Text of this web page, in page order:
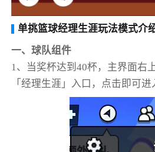
单挑篮球经理生涯玩法模式介
一、球队组件
1、当奖杯达到40杯，主界面右
「经理生涯」入口，点击即可进